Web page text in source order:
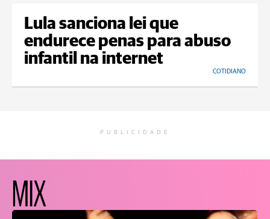
Lula sanciona lei que
endurece penas para abuso
infantil na internet
COTIDIANO
PUBLICIDADE
MIX